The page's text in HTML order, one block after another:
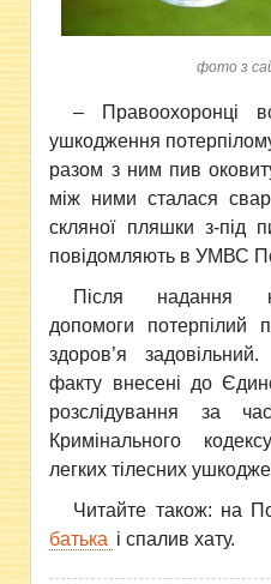
фото з
– Правоохоронці
ушкодження
разом з ним пив
між ними сталася
скляної пляшки з-під
повідомляють в УМВС
Після надання
допомоги потерпілий
здоров’я
факту внесені до
розслідування за
Кримінального
легких тілесних
Читайте також: на
батька і спалив хату.